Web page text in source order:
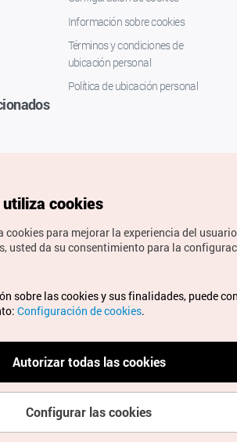
Información sobre cookies
Términos y condiciones de
ubicación personal
Política de ubicación personal
de Turismo de Corea. Todos los
y cuestiones relacionadas con el
consultas al correoelectrónico oficial:
cookies
cookies para mejorar la experiencia del
usted da su consentimiento para la
sobre las cookies y sus finalidades, puede
Configuración de cookies.
Autorizar todas las cookies
Configurar las cookies